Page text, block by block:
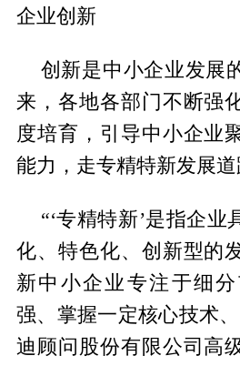
企业创新
创新是中小企业发展
来，各地各部门不断强
度培育，引导中小企业
能力，走专精特新发展道
“‘专精特新’是指企业
化、特色化、创新型的
新中小企业专注于细
强、掌握一定核心技术
迪顾问股份有限公司高